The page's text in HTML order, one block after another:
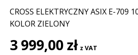
CROSS ELEKTRYCZNY ASIX E-709
KOLOR ZIELONY
3 999,00 zł z VAT